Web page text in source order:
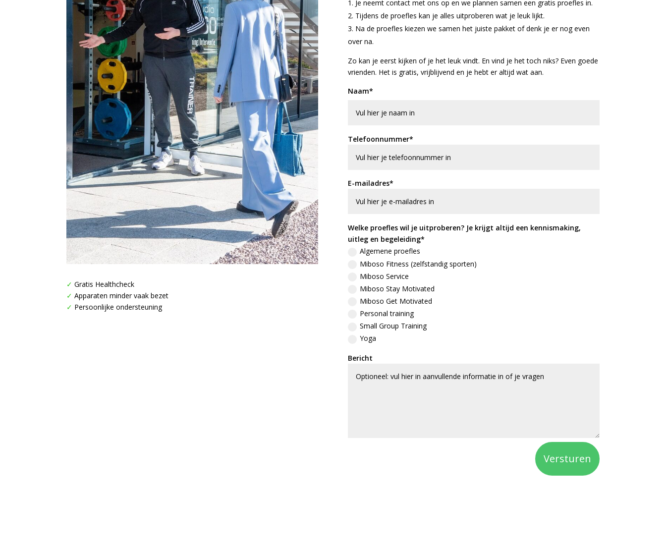
✓Gratis Healthcheck
✓Apparaten minder vaak bezet
✓ Persoonlijke ondersteuning
Je neemt contact met ons op en we plannen samen een gratis proefles in.
Tijdens de proefles kan je alles uitproberen wat je leuk lijkt.
Na de proefles kiezen we samen het juiste pakket of denk je er nog even
over na.
Zo kan je eerst kijken of je het leuk vindt. En vind je het toch niks? Even goede
vrienden. Het is gratis, vrijblijvend en je hebt er altijd wat aan.
Naam*
Telefoonnummer*
E-mailadres*
Welke proefles wil je uitproberen? Je krijgt altijd een kennismaking,
uitleg en begeleiding*
Algemene proefles
Miboso Fitness (zelfstandig sporten)
Miboso Service
Miboso Stay Motivated
Miboso Get Motivated
Personal training
Small Group Training
Yoga
Bericht
Versturen